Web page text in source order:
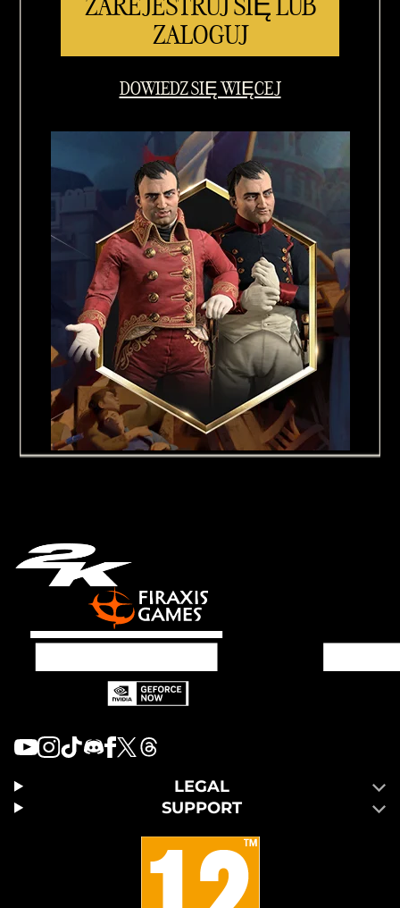
ZALOGUJ
DOWIEDZ SIĘ WIĘCEJ
LEGAL
SUPPORT